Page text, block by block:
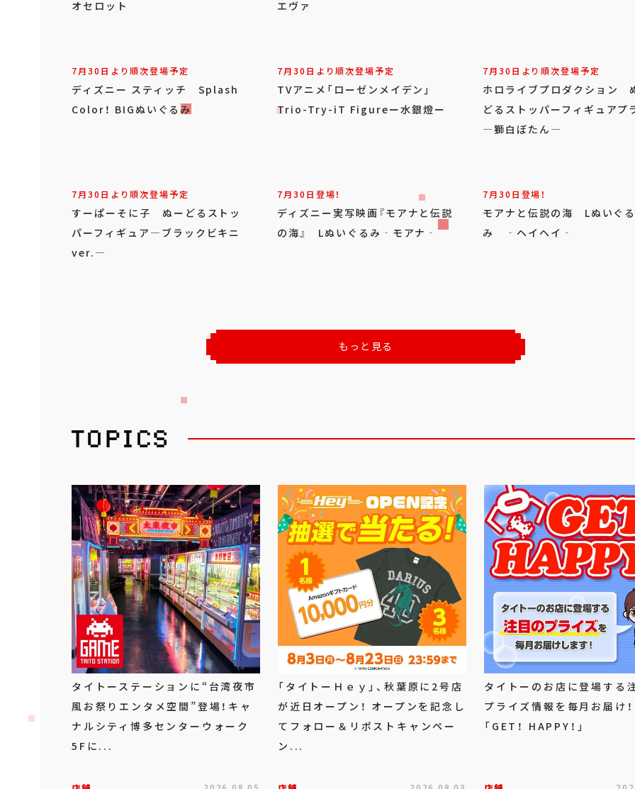
オセロット
エヴァ
7月30日より順次登場予定
ディズニー スティッチ Splash
Color！ BIGぬいぐるみ
7月30日より順次登場予定
TVアニメ「ローゼンメイデン」
Trio-Try-iT Figureー水銀燈ー
7月30日より順次登場予定
ホロライブプロダクション
どるストッパーフィギュアプ
―獅白ぼたん―
7月30日より順次登場予定
すーぱーそに子 ぬーどるストッ
パーフィギュア―ブラックビキニ
ver.―
7月30日登場！
ディズニー実写映画『モアナと伝説
の海』 Lぬいぐるみ‐モアナ‐
7月30日登場！
モアナと伝説の海 Lぬいぐる
み ‐ヘイヘイ‐
もっと見る
タイトーステーションに“台湾夜市
風お祭りエンタメ空間”登場！キャ
ナルシティ博多センターウォーク
5Fに...
「タイトーＨｅｙ」、秋葉原に2号店
が近日オープン！ オープンを記念し
てフォロー＆リポストキャンペー
ン...
タイトーのお店に登場する
プライズ情報を毎月お届け！
「GET！ HAPPY！」